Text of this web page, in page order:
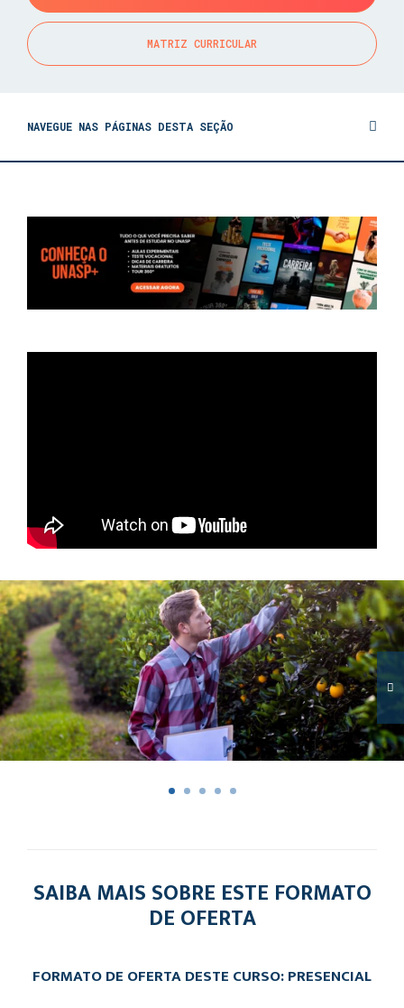
MATRIZ CURRICULAR
NAVEGUE NAS PÁGINAS DESTA SEÇÃO
SAIBA MAIS SOBRE ESTE FORMATO
DE OFERTA
FORMATO DE OFERTA DESTE CURSO: PRESENCIAL